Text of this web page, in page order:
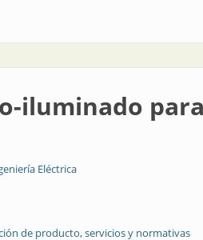
iluminado
Eléctrica
de producto, servicios y normativas